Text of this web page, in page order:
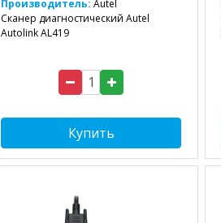
Производитель: Autel
Сканер диагностический Autel
Autolink AL419
Купить